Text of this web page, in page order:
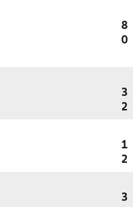
8
0
3
2
1
2
3